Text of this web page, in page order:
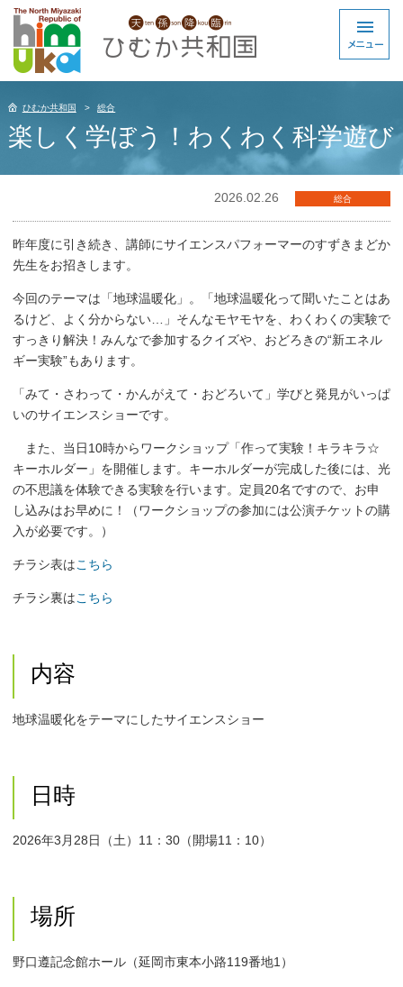
ひむか共和国 総合
楽しく学ぼう！わくわく科学遊び
2026.02.26 総合
昨年度に引き続き、講師にサイエンスパフォーマーのすずきまどか
先生をお招きします。
今回のテーマは「地球温暖化」。「地球温暖化って聞いたことはあ
るけど、よく分からない…」そんなモヤモヤを、わくわくの実験で
すっきり解決！みんなで参加するクイズや、おどろきの“新エネル
ギー実験”もあります。
「みて・さわって・かんがえて・おどろいて」学びと発見がいっぱ
いのサイエンスショーです。
また、当日10時からワークショップ「作って実験！キラキラ☆
キーホルダー」を開催します。キーホルダーが完成した後には、光
の不思議を体験できる実験を行います。定員20名ですので、お申
し込みはお早めに！（ワークショップの参加には公演チケットの購
入が必要です。）
チラシ表はこちら
チラシ裏はこちら
内容
地球温暖化をテーマにしたサイエンスショー
日時
2026年3月28日（土）11：30（開場11：10）
場所
野口遵記念館ホール（延岡市東本小路119番地1）